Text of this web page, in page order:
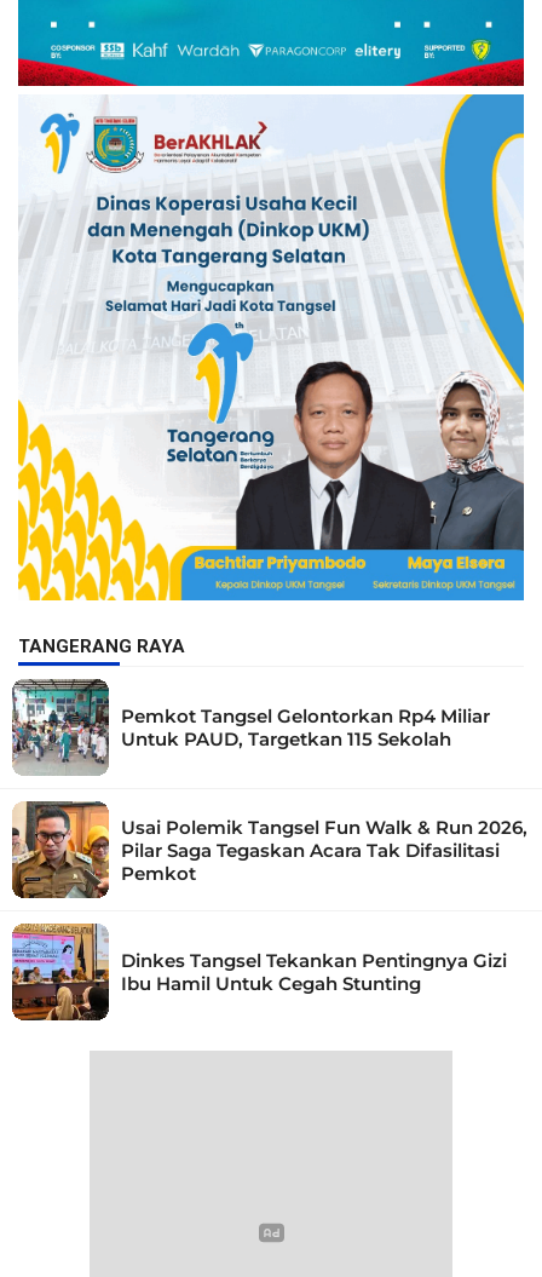
TANGERANG RAYA
Pemkot Tangsel Gelontorkan Rp4 Miliar
Untuk PAUD, Targetkan 115 Sekolah
Usai Polemik Tangsel Fun Walk & Run 2026,
Pilar Saga Tegaskan Acara Tak Difasilitasi
Pemkot
Dinkes Tangsel Tekankan Pentingnya Gizi
Ibu Hamil Untuk Cegah Stunting